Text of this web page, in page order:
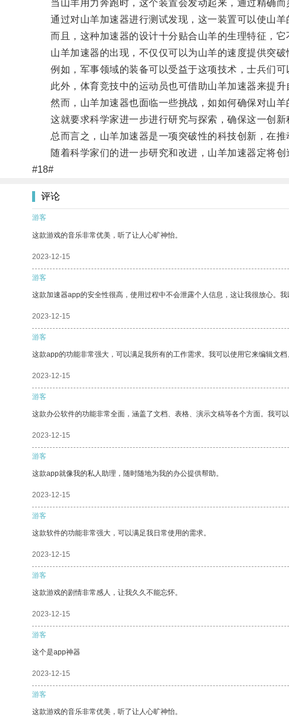
当山羊用力奔跑时，这个装置会发动起来，通过精确而
通过对山羊加速器进行测试发现，这一装置可以使山羊
而且，这种加速器的设计十分贴合山羊的生理特征，它
山羊加速器的出现，不仅仅可以为山羊的速度提供突破
例如，军事领域的装备可以受益于这项技术，士兵们可
此外，体育竞技中的运动员也可借助山羊加速器来提升
然而，山羊加速器也面临一些挑战，如如何确保对山羊
这就要求科学家进一步进行研究与探索，确保这一创新
总而言之，山羊加速器是一项突破性的科技创新，在推
随着科学家们的进一步研究和改进，山羊加速器定将创
#18#
评论
游客
这款游戏的音乐非常优美，听了让人心旷神怡。
2023-12-15
游客
这款加速器app的安全性很高，使用过程中不会泄露个人信息，这让我很放心。
2023-12-15
游客
这款app的功能非常强大，可以满足我所有的工作需求。我可以使用它来编辑文档
2023-12-15
游客
这款办公软件的功能非常全面，涵盖了文档、表格、演示文稿等各个方面。我可
2023-12-15
游客
这款app就像我的私人助理，随时随地为我的办公提供帮助。
2023-12-15
游客
这款软件的功能非常强大，可以满足我日常使用的需求。
2023-12-15
游客
这款游戏的剧情非常感人，让我久久不能忘怀。
2023-12-15
游客
这个是app神器
2023-12-15
游客
这款游戏的音乐非常优美，听了让人心旷神怡。